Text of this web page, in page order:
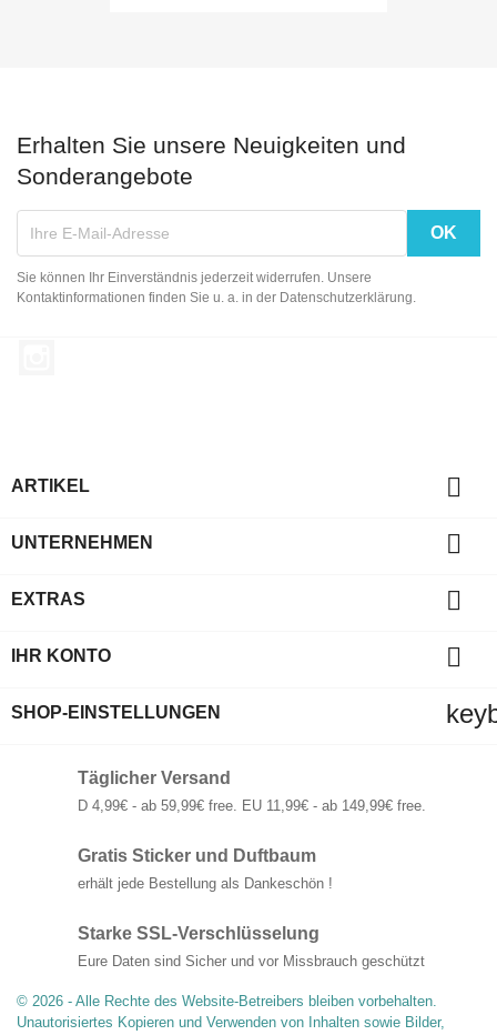
Erhalten Sie unsere Neuigkeiten und
Sonderangebote
Sie können Ihr Einverständnis jederzeit widerrufen. Unsere
Kontaktinformationen finden Sie u. a. in der Datenschutzerklärung.
ARTIKEL 
UNTERNEHMEN 
EXTRAS 
IHR KONTO 
SHOP-EINSTELLUNGEN
Täglicher Versand
D 4,99€ - ab 59,99€ free. EU 11,99€ - ab 149,99€ free.
Gratis Sticker und Duftbaum
erhält jede Bestellung als Dankeschön !
Starke SSL-Verschlüsselung
Eure Daten sind Sicher und vor Missbrauch geschützt
© 2026 - Alle Rechte des Website-Betreibers bleiben vorbehalten.
Unautorisiertes Kopieren und Verwenden von Inhalten sowie Bilder,